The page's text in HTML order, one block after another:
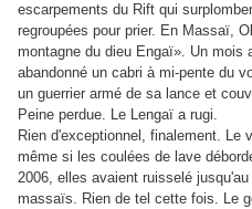
escarpements du Rift qui
regroupées pour prier. En Massaï,
montagne du dieu Engaï». Un mois
abandonné un cabri à mi-pente du
un guerrier armé de sa lance et
Peine perdue. Le Lengaï a rugi.
Rien d'exceptionnel, finalement. Le
même si les coulées de lave
2006, elles avaient ruisselé
massaïs. Rien de tel cette fois. Le